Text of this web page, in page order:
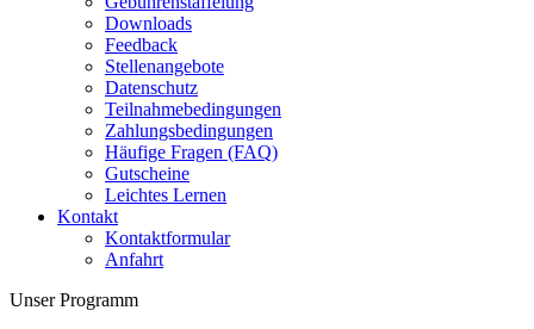
Downloads
Feedback
Stellenangebote
Datenschutz
Teilnahmebedingungen
Zahlungsbedingungen
Häufige Fragen (FAQ)
Gutscheine
Leichtes Lernen
Kontakt
Kontaktformular
Anfahrt
Unser Programm